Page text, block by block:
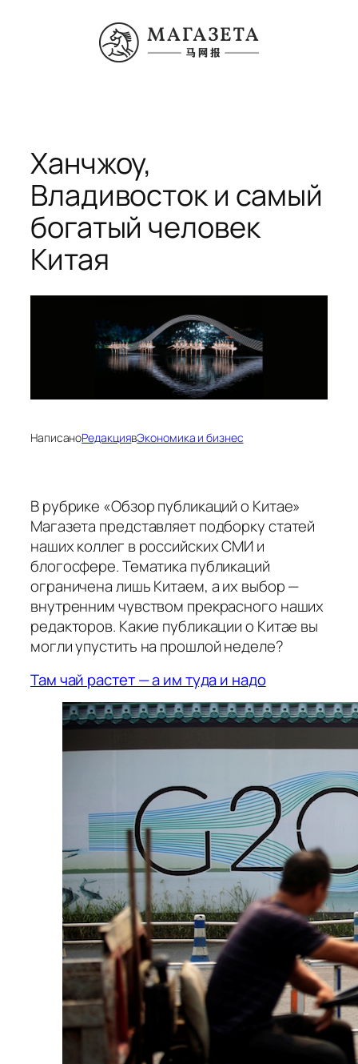
содержимому
Ханчжоу,
Владивосток и самый
богатый человек
Китая
НаписаноРедакциявЭкономика и бизнес
В рубрике «Обзор публикаций о Китае»
Магазета представляет подборку статей
наших коллег в российских СМИ и
блогосфере. Тематика публикаций
ограничена лишь Китаем, а их выбор —
внутренним чувством прекрасного наших
редакторов. Какие публикации о Китае вы
могли упустить на прошлой неделе?
Там чай растет — а им туда и надо